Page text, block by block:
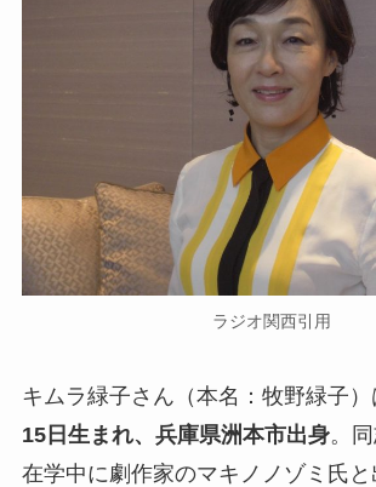
ラジオ関西引用
キムラ緑子さん（本名：牧野緑子）
15日生まれ、兵庫県洲本市出身。
在学中に劇作家のマキノノゾミ氏と